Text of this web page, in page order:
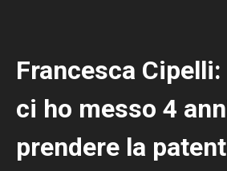
Francesca Cipelli:
ci ho messo 4
prendere la